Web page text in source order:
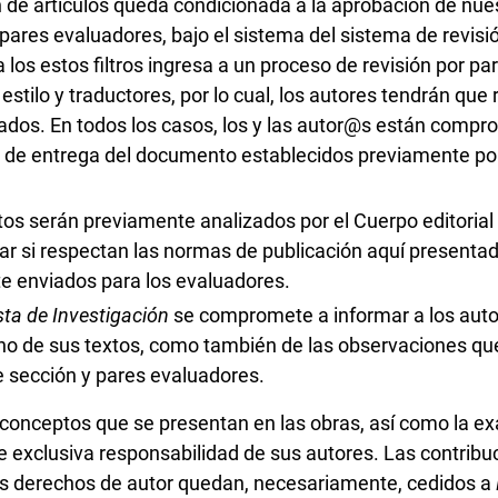
de artículos queda condicionada a la aprobación de
evaluadores, bajo el sistema del sistema de
los estos filtros ingresa a un proceso de revisión por
y traductores, por lo cual, los autores tendrán que
En todos los casos, los y las autor@s están
de entrega del documento establecidos previamente
serán previamente analizados por el Cuerpo
si respectan las normas de publicación aquí
enviados para los evaluadores.
de Investigación se compromete a informar a los
de sus textos, como también de las observaciones
sección y pares evaluadores.
que se presentan en las obras, así como la
exclusiva responsabilidad de sus autores. Las
derechos de autor quedan, necesariamente, cedidos a